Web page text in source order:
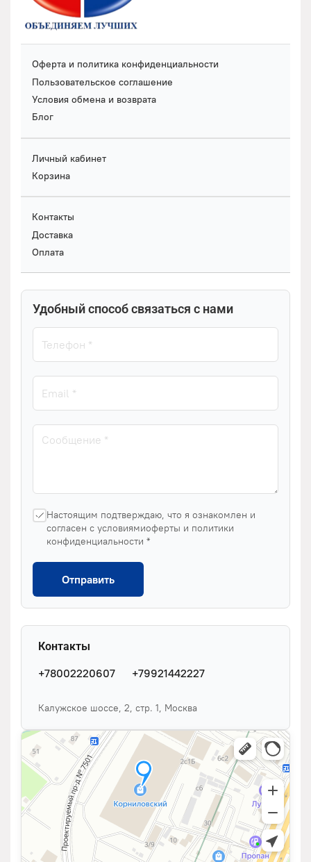
Оферта и политика конфиденциальности
Пользовательское соглашение
Условия обмена и возврата
Блог
Личный кабинет
Корзина
Контакты
Доставка
Оплата
Удобный способ связаться с нами
Настоящим подтверждаю, что я ознакомлен и
согласен с условиямиоферты и политики
конфиденциальности *
Отправить
Контакты
+78002220607 +79921442227
Калужское шоссе, 2, стр. 1, Москва